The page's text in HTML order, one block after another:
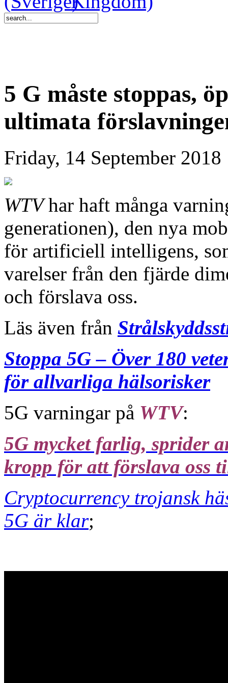
5 G måste stoppas,
ultimata
Friday, 14 September 2018
WTVhar haft många
generationen), den nya
för artificiell intelligens,
varelser från den fjärde
och förslava oss.
Läs även från
Stoppa 5G – Över 180
för allvarliga hälsorisker
5G varningar på WTV:
5G mycket farlig, sprider
kropp för att förslava oss
Cryptocurrency trojansk
5G är klar;